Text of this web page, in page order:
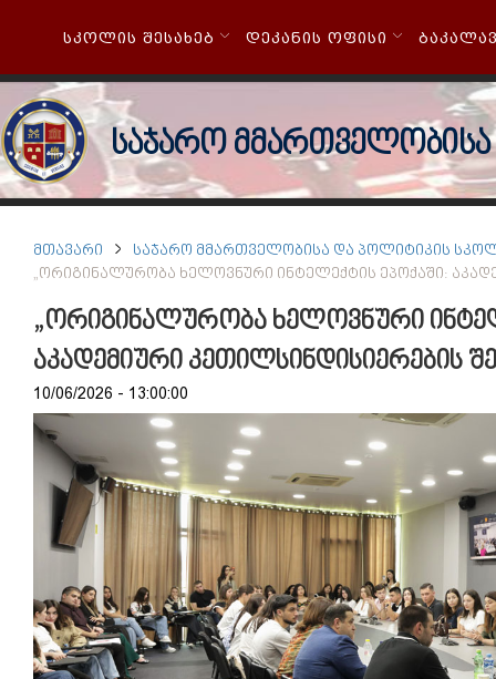
ᲡᲙᲝᲚᲘᲡ ᲨᲔᲡᲐᲮᲔᲑ ᲓᲔᲙᲐᲜᲘᲡ ᲝᲤᲘᲡᲘ
საჯარო
ᲛᲗᲐᲕᲐᲠᲘ
ᲡᲐᲯᲐᲠᲝ ᲛᲛᲐᲠᲗᲕᲔᲚᲝᲑᲘᲡᲐ ᲓᲐ ᲞᲝᲚᲘᲢᲘᲙᲘᲡ
„ᲝᲠᲘᲒᲘᲜᲐᲚᲣᲠᲝᲑᲐ ᲮᲔᲚᲝᲕᲜᲣᲠᲘ ᲘᲜᲢᲔᲚᲔᲥᲢᲘᲡ ᲔᲞᲝᲥᲐᲨᲘ:
„ორიგინალურობა ხელოვნური
აკადემიური კეთილსინდისიერების
10/06/2026 - 13:00:00